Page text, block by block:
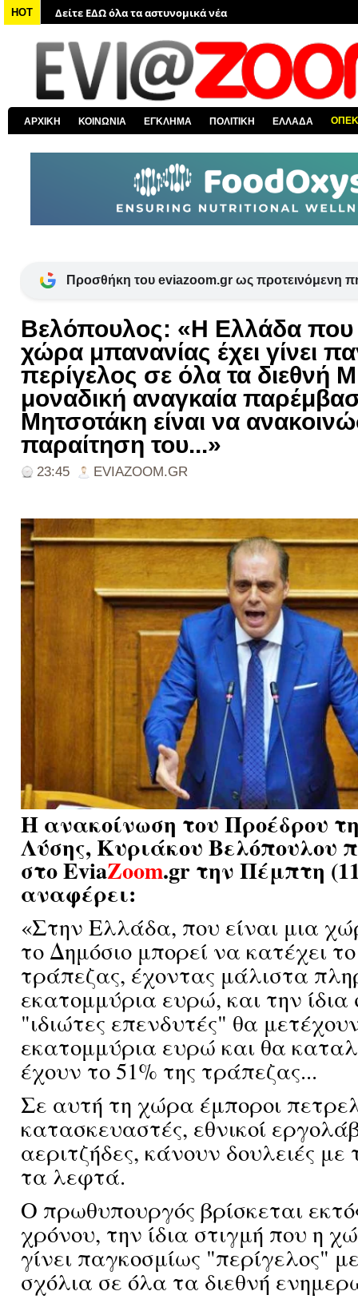
HOT
Δείτε ΕΔΩ όλα τα νέα από τον κόσμο
Δείτε ΕΔΩ όλα τα νέα για την Χαλκίδα και όλη την Εύβοια
Δείτε ΕΔΩ όλες τις ειδήσεις από την Ελλάδα
Δείτε ΕΔΩ όλα τα πολιτικά νέα
ΑΡΧΙΚΗ ΚΟΙΝΩΝΙΑ ΕΓΚΛΗΜΑ ΠΟΛΙΤΙΚΗ ΕΛΛΑΔΑ
Προσθήκη του eviazoom.gr ως προτεινόμενη
Βελόπουλος: «Η Ελλάδα που
χώρα μπανανίας έχει γίνει
περίγελος σε όλα τα διεθνή
μοναδική αναγκαία
Μητσοτάκη είναι να
παραίτηση του...»
23:45 EVIAZOOM.GR
Η ανακοίνωση του Προέδρου
Λύσης, Κυριάκου Βελόπουλου
στο EviaZoom.gr την Πέμπτη
αναφέρει:
«Στην Ελλάδα, που είναι μια
το Δημόσιο μπορεί να κατέχει
τράπεζας, έχοντας μάλιστα
εκατομμύρια ευρώ, και την ίδια
"ιδιώτες επενδυτές" θα
εκατομμύρια ευρώ και θα
έχουν το 51% της τράπεζας...
Σε αυτή τη χώρα έμποροι
κατασκευαστές, εθνικοί
αεριτζήδες, κάνουν δουλειές
τα λεφτά.
Ο πρωθυπουργός βρίσκεται
χρόνου, την ίδια στιγμή που η
γίνει παγκοσμίως "περίγελος"
σχόλια σε όλα τα διεθνή